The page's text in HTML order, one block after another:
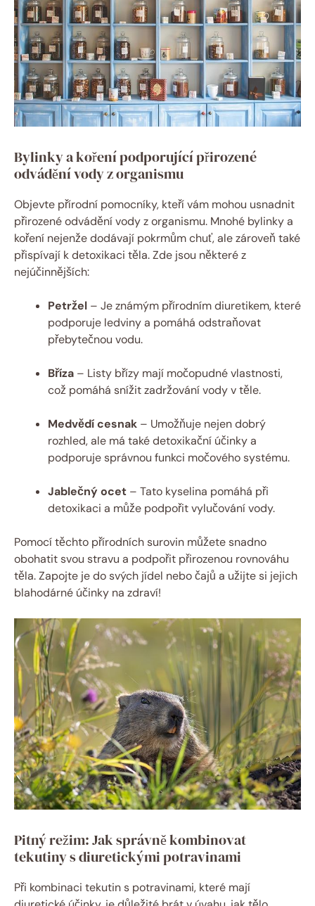
Bylinky a koření podporující přirozené
odvádění vody z organismu
Objevte přírodní pomocníky, kteří vám mohou usnadnit
přirozené odvádění vody z organismu. Mnohé bylinky a
koření nejenže dodávají pokrmům chuť, ale zároveň také
přispívají k detoxikaci těla. Zde jsou některé z
nejúčinnějších:
Petržel – Je známým přírodním diuretikem, které
podporuje ledviny a pomáhá odstraňovat
přebytečnou vodu.
Bříza – Listy břízy mají močopudné vlastnosti,
což pomáhá snížit zadržování vody v těle.
Medvědí cesnak – Umožňuje nejen dobrý
rozhled, ale má také detoxikační účinky a
podporuje správnou funkci močového systému.
Jablečný ocet – Tato kyselina pomáhá při
detoxikaci a může podpořit vylučování vody.
Pomocí těchto přírodních surovin můžete snadno
obohatit svou stravu a podpořit přirozenou rovnováhu
těla. Zapojte je do svých jídel nebo čajů a užijte si jejich
blahodárné účinky na zdraví!
Pitný režim: Jak správně kombinovat
tekutiny s diuretickými potravinami
Při kombinaci tekutin s potravinami, které mají